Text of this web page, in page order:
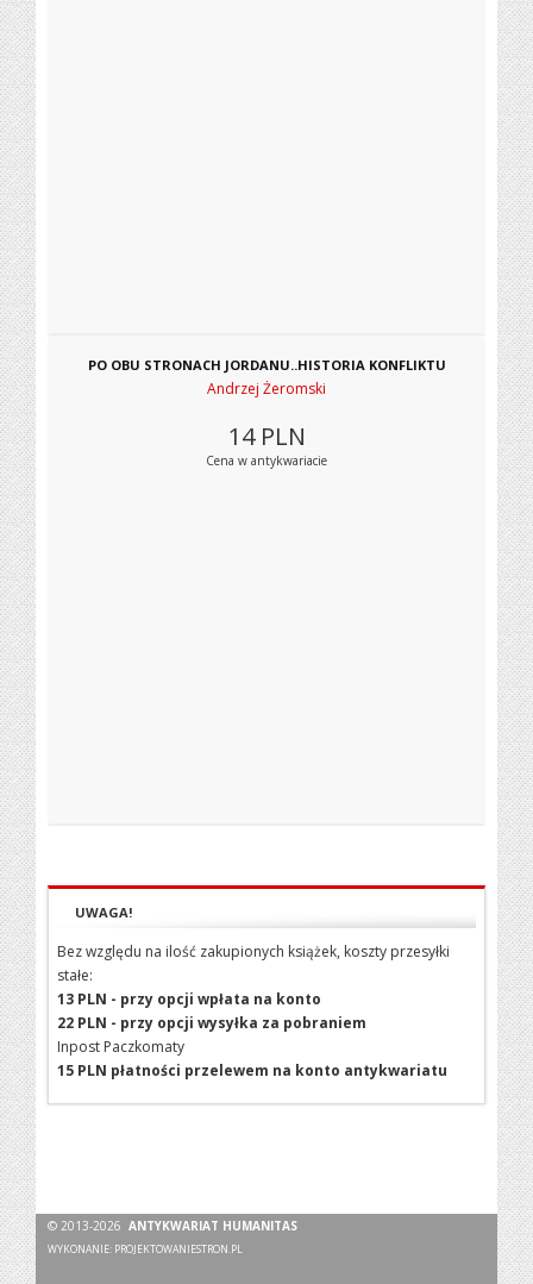
PO OBU STRONACH JORDANU..HISTORIA KONFLIKTU
Andrzej Żeromski
14 PLN
Cena w antykwariacie
UWAGA!
Bez względu na ilość zakupionych książek, koszty przesyłki
stałe:
13 PLN - przy opcji wpłata na konto
22 PLN - przy opcji wysyłka za pobraniem
Inpost Paczkomaty
15 PLN płatności przelewem na konto antykwariatu
© 2013-2026ANTYKWARIAT HUMANITAS
WYKONANIE: PROJEKTOWANIESTRON.PL